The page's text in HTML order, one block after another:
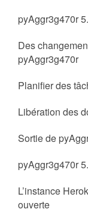
pyAggr3g470r
Des
pyAggr3g470r
Planifier des
Libération des
Sortie de
pyAggr3g470r
L’instance
ouverte